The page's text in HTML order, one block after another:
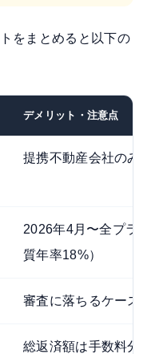
をまとめると以下の
デメリット・注意点
提携不動産会社のみ利
2026年4月〜全プラン
質年率18%）
審査に落ちるケースも
総返済額は手数料分だ